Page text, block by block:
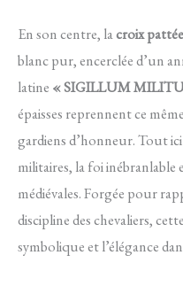
En son centre, lacroix
blanc pur, encerclée d’un
latine « SIGILLUM
épaisses reprennent ce
gardiens d’honneur. Tout
militaires, la foi inébranlable
médiévales. Forgée pour
discipline des chevaliers,
symbolique et l’élégance